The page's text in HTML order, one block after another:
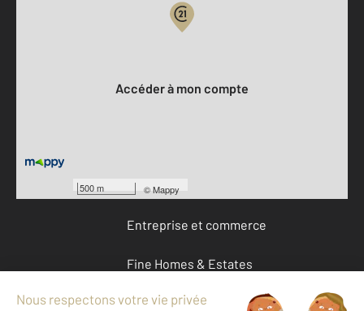
500 m ©Mappy
Accéder à mon compte
Devenir franchisé
Entreprise et commerce
Fine Homes & Estates
À propos